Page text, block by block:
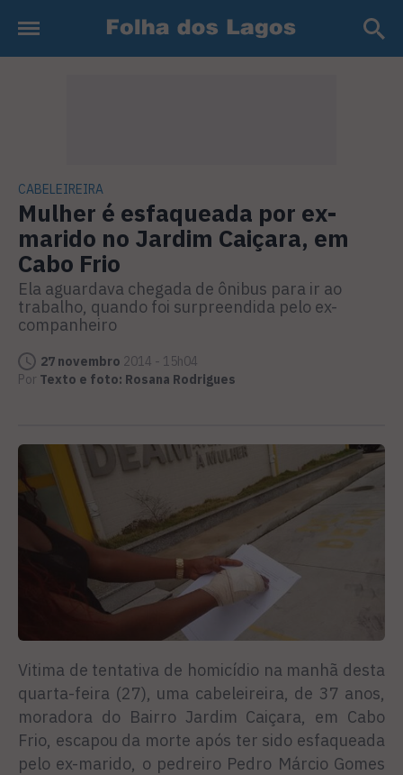
CABELEIREIRA
Mulher é esfaqueada por ex-
marido no Jardim Caiçara, em
Cabo Frio
Ela aguardava chegada de ônibus para ir ao
trabalho, quando foi surpreendida pelo ex-
companheiro
27 novembro 2014 - 15h04
Por Texto e foto: Rosana Rodrigues
Vitima de tentativa de homicídio na manhã desta
quarta-feira (27), uma cabeleireira, de 37 anos,
moradora do Bairro Jardim Caiçara, em Cabo
Frio, escapou da morte após ter sido esfaqueada
pelo ex-marido, o pedreiro Pedro Márcio Gomes